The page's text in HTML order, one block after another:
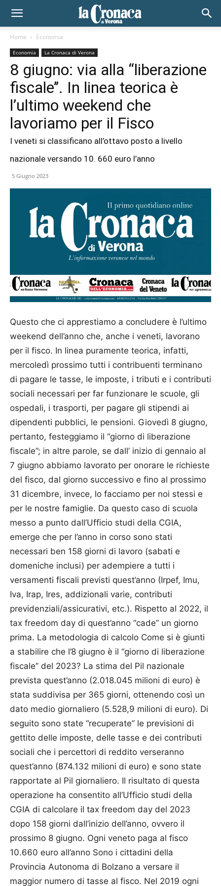
Home Economia
Economia La Cronaca di Verona
8 giugno: via alla “liberazione
fiscale’’. In linea teorica è
l’ultimo weekend che
lavoriamo per il Fisco
I veneti si classificano all’ottavo posto a livello
nazionale versando 10. 660 euro l’anno
5 Giugno 2023
Questo che ci apprestiamo a concludere è l’ultimo
weekend dell’anno che, anche i veneti, lavorano
per il fisco. In linea puramente teorica, infatti,
mercoledì prossimo tutti i contribuenti terminano
di pagare le tasse, le imposte, i tributi e i contributi
sociali necessari per far funzionare le scuole, gli
ospedali, i trasporti, per pagare gli stipendi ai
dipendenti pubblici, le pensioni. Giovedì 8 giugno,
pertanto, festeggiamo il “giorno di liberazione
fiscale”; in altre parole, se dall’ inizio di gennaio al
7 giugno abbiamo lavorato per onorare le richieste
del fisco, dal giorno successivo e fino al prossimo
31 dicembre, invece, lo facciamo per noi stessi e
per le nostre famiglie. Da questo caso di scuola
messo a punto dall’Ufficio studi della CGIA,
emerge che per l’anno in corso sono stati
necessari ben 158 giorni di lavoro (sabati e
domeniche inclusi) per adempiere a tutti i
versamenti fiscali previsti quest’anno (Irpef, Imu,
Iva, Irap, Ires, addizionali varie, contributi
previdenziali/assicurativi, etc.). Rispetto al 2022, il
tax freedom day di quest’anno “cade” un giorno
prima. La metodologia di calcolo Come si è giunti
a stabilire che l’8 giugno è il “giorno di liberazione
fiscale” del 2023? La stima del Pil nazionale
prevista quest’anno (2.018.045 milioni di euro) è
stata suddivisa per 365 giorni, ottenendo così un
dato medio giornaliero (5.528,9 milioni di euro). Di
seguito sono state “recuperate” le previsioni di
gettito delle imposte, delle tasse e dei contributi
sociali che i percettori di reddito verseranno
quest’anno (874.132 milioni di euro) e sono state
rapportate al Pil giornaliero. Il risultato di questa
operazione ha consentito all’Ufficio studi della
CGIA di calcolare il tax freedom day del 2023
dopo 158 giorni dall’inizio dell’anno, ovvero il
prossimo 8 giugno. Ogni veneto paga al fisco
10.660 euro all’anno Sono i cittadini della
Provincia Autonoma di Bolzano a versare il
maggior numero di tasse al fisco. Nel 2019 ogni